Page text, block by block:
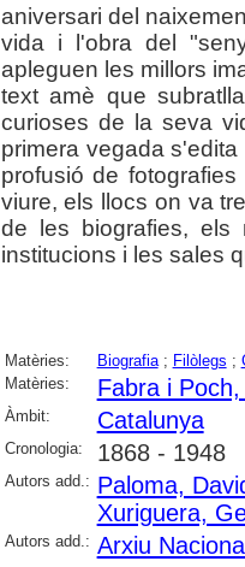
aniversari del
vida i l'obra del
apleguen les millors
text amè que
curioses de la seva
primera vegada
profusió de
viure, els llocs on va
de les biografies, els
institucions i les sales
Matèries: Biografia; Filòlegs ;
Matèries:
Fabra i
Àmbit: Catalunya
Cronologia: 1868 - 1948
Autors add.: Paloma,
Xuriguera,
Autors add.: Arxiu